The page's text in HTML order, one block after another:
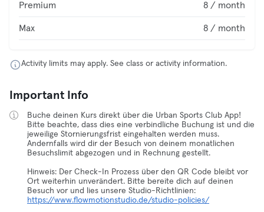
Premium 8 / month
Max 8 / month
Activity limits may apply. See class or activity information.
Important Info
Buche deinen Kurs direkt über die Urban Sports Club App!
Bitte beachte, dass dies eine verbindliche Buchung ist und die
jeweilige Stornierungsfrist eingehalten werden muss.
Andernfalls wird dir der Besuch von deinem monatlichen
Besuchslimit abgezogen und in Rechnung gestellt.
Hinweis: Der Check-In Prozess über den QR Code bleibt vor
Ort weiterhin unverändert. Bitte bereite dich auf deinen
Besuch vor und lies unsere Studio-Richtlinien:
https://www.flowmotionstudio.de/studio-policies/